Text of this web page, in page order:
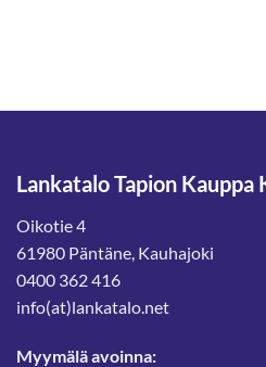
Lankatalo Tapion Kauppa
Oikotie 4
61980 Päntäne, Kauhajoki
0400 362 416
info(at)lankatalo.net
Myymälä avoinna: